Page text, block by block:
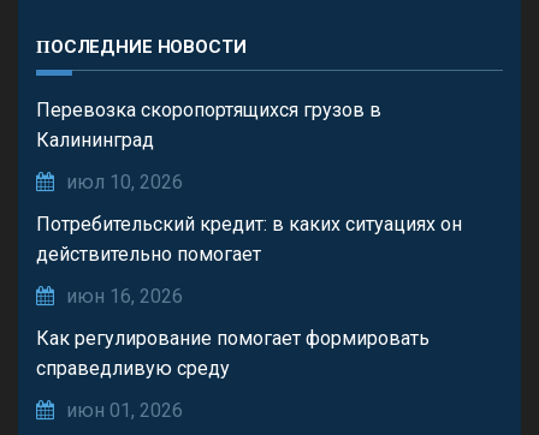
ПОСЛЕДНИЕ НОВОСТИ
Перевозка скоропортящихся грузов в
Калининград
июл 10, 2026
Потребительский кредит: в каких ситуациях он
действительно помогает
июн 16, 2026
Как регулирование помогает формировать
справедливую среду
июн 01, 2026